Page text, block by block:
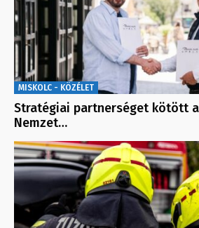
MISKOLC - KÖZÉLET
Stratégiai partnerséget kötött
Nemzet…